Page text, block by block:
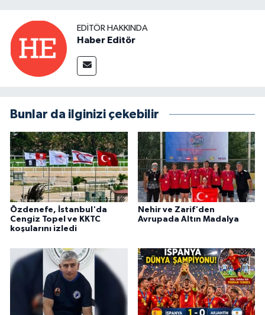
EDITÖR HAKKINDA
Haber Editör
Bunlar da ilginizi çekebilir
Özdenefe, İstanbul'da
Cengiz Topel ve KKTC
koşularını izledi
Nehir ve Zarif'den
Avrupada Altın Madalya